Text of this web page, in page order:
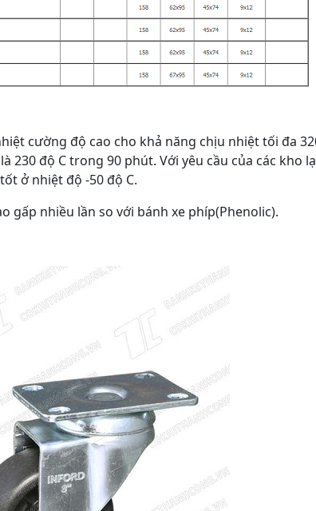
cường độ cao cho khả năng chịu nhiệt tối đa
230 độ C trong 90 phút. Với yêu cầu của các kho
ở nhiệt độ -50 độ C.
gấp nhiều lần so với bánh xe phíp(Phenolic).